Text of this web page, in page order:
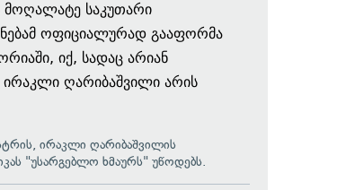
საკუთარი
ოფიციალურად გააფორმა
იქ, სადაც არიან
ღარიბაშვილი არის
ირაკლი ღარიბაშვილის
"უსარგებლო ხმაურს" უწოდებს.